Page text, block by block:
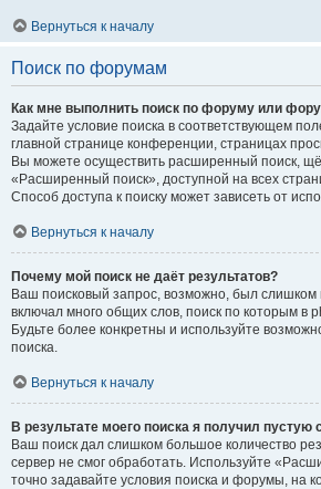
Вернуться к началу
Поиск по форумам
Как мне выполнить поиск по форуму или
Задайте условие поиска в соответствующем
главной странице конференции, страницах
Вы можете осуществить расширенный поиск,
«Расширенный поиск», доступной на всех
Способ доступа к поиску может зависеть от
Вернуться к началу
Почему мой поиск не даёт результатов?
Ваш поисковый запрос, возможно, был
включал много общих слов, поиск по которым в
Будьте более конкретны и используйте
поиска.
Вернуться к началу
В результате моего поиска я получил пустую
Ваш поиск дал слишком большое количество
сервер не смог обработать. Используйте
точно задавайте условия поиска и форумы, на